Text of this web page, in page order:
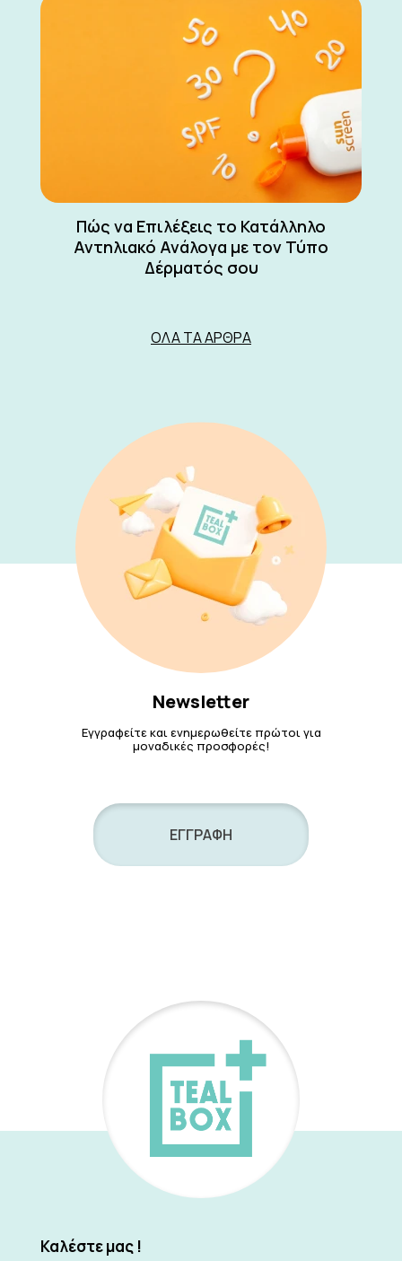
Πώς να Επιλέξεις το Κατάλληλο
Αντηλιακό Ανάλογα με τον Τύπο
Δέρματός σου
ΌΛΑ ΤΑ ΆΡΘΡΑ
Newsletter
Εγγραφείτε και ενημερωθείτε πρώτοι για
μοναδικές προσφορές!
ΕΓΓΡΑΦΗ
Καλέστε μας !